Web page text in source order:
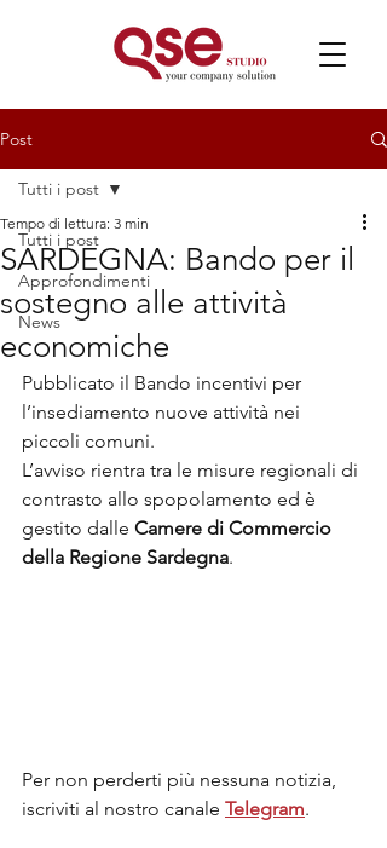
Post
Tutti i post
Approfondimenti
News
Tutti i post
SARDEGNA: Bando per il
sostegno alle attività
economiche
Tempo di lettura: 3 min
Pubblicato il Bando incentivi per
l’insediamento nuove attività nei
piccoli comuni.
L’avviso rientra tra le misure regionali di
contrasto allo spopolamento ed è
gestito dalle Camere di Commercio
della Regione Sardegna.
Per non perderti più nessuna notizia,
iscriviti al nostro canale Telegram.